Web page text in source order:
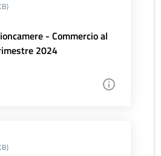
- Commercio al
2024